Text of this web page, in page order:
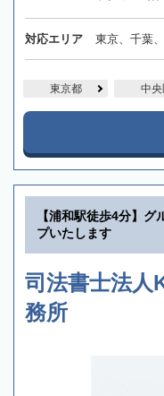
対応エリア 東京、千葉
東京都 中央
【浦和駅徒歩4分】
プいたします
司法書士法
務所